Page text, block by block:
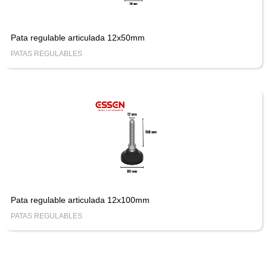
Pata regulable articulada 12x50mm
PATAS REGULABLES
Pata regulable articulada 12x100mm
PATAS REGULABLES